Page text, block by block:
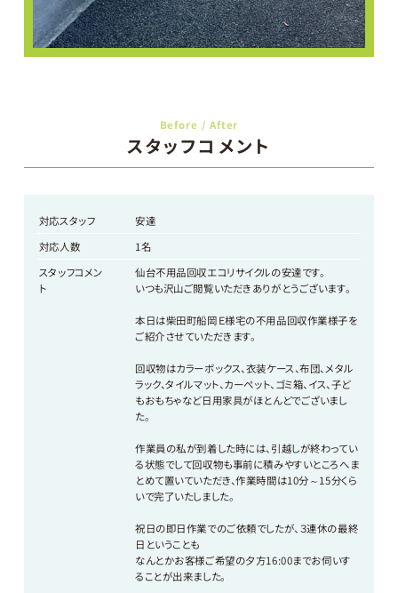
Before / After
スタッフコメント
対応スタッフ
安達
対応人数
1名
スタッフコメン
ト
仙台不用品回収エコリサイクルの安達です。
いつも沢山ご閲覧いただきありがとうございます。
本日は柴田町船岡Ｅ様宅の不用品回収作業様子を
ご紹介させていただきます。
回収物はカラーボックス、衣装ケース、布団、メタル
ラック、タイルマット、カーペット、ゴミ箱、イス、子ど
もおもちゃなど日用家具がほとんどでございまし
た。
作業員の私が到着した時には、引越しが終わってい
る状態でして回収物も事前に積みやすいところへま
とめて置いていただき、作業時間は10分～15分くら
いで完了いたしました。
祝日の即日作業でのご依頼でしたが、３連休の最終
日ということも
なんとかお客様ご希望の夕方16:00までお伺いす
ることが出来ました。